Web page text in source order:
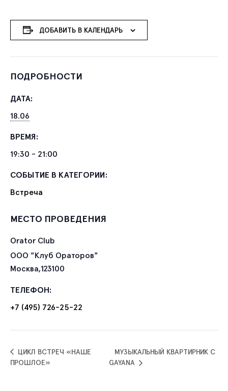
ДОБАВИТЬ В КАЛЕНДАРЬ
ПОДРОБНОСТИ
ДАТА:
18.06
ВРЕМЯ:
19:30 - 21:00
СОБЫТИЕ В КАТЕГОРИИ:
Встреча
МЕСТО ПРОВЕДЕНИЯ
Orator Club
ООО "Клуб Ораторов"
Москва,123100
ТЕЛЕФОН:
+7 (495) 726-25-22
ЦИКЛ ВСТРЕЧ «НАШЕ
ПРОШЛОЕ»
МУЗЫКАЛЬНЫЙ КВАРТИРНИК С
GAYANA